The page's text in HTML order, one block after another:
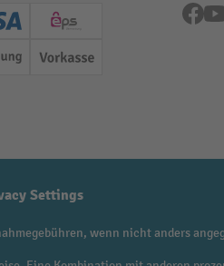
(Visa)
EPS
Vorkasse
Settings
wenn nicht anders